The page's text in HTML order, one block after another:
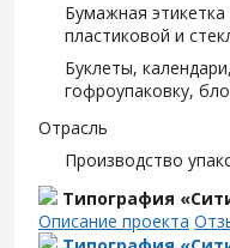
Бумажная
пластиковой и
Буклеты,
гофроупаковку,
Отрасль
Производство
Типография
Описание проекта